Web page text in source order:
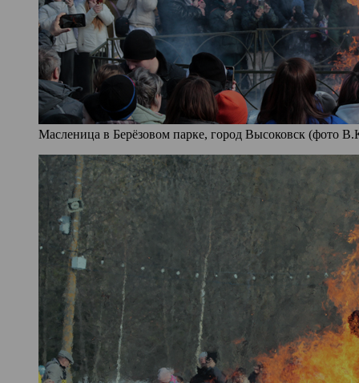
Масленица в Берёзовом парке, город Высоковск (фото